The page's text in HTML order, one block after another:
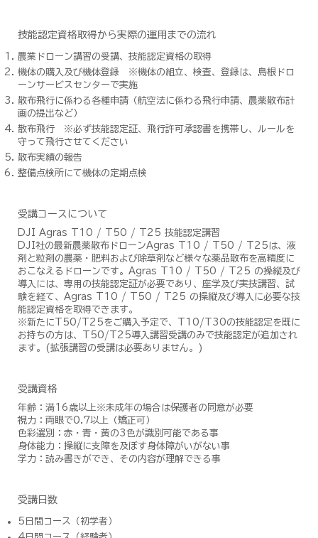
技能認定資格取得から実際の運用までの流れ
農業ドローン講習の受講、技能認定資格の取得
機体の購入及び機体登録 ※機体の組立、検査、登録は、島根ドロ
ーンサービスセンターで実施
散布飛行に係わる各種申請（航空法に係わる飛行申請、農薬散布計
画の提出など）
散布飛行 ※必ず技能認定証、飛行許可承認書を携帯し、ルールを
守って飛行させてください
散布実績の報告
整備点検所にて機体の定期点検
​受講コースについて
DJI Agras T10 / T50 / T25 技能認定講習
DJI社の最新農薬散布ドローンAgras T10 / T50 / T25は、液
剤と粒剤の農薬・肥料および除草剤など様々な薬品散布を高精度に
おこなえるドローンです。Agras T10 / T50 / T25 の操縦及び
導入には、専用の技能認定証が必要であり、座学及び実技講習、試
験を経て、Agras T10 / T50 / T25 の操縦及び導入に必要な技
能認定資格を取得できます。
※新たにT50/T25をご購入予定で、T10/T30の技能認定を既に
お持ちの方は、T50/T25導入講習受講のみで技能認定が追加され
ます。(拡張講習の受講は必要ありません。)
受講資格
年齢：満16歳以上※未成年の場合は保護者の同意が必要
視力：両眼で0.7以上（矯正可）
色彩選別：赤・青・黄の3色が識別可能である事
身体能力：操縦に支障を及ぼす身体障がいがない事
学力：読み書きができ、その内容が理解できる事
受講日数
5日間コース（初学者）